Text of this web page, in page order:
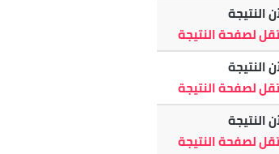
النتيجة
لصفحة النتيجة
النتيجة
لصفحة النتيجة
النتيجة
لصفحة النتيجة